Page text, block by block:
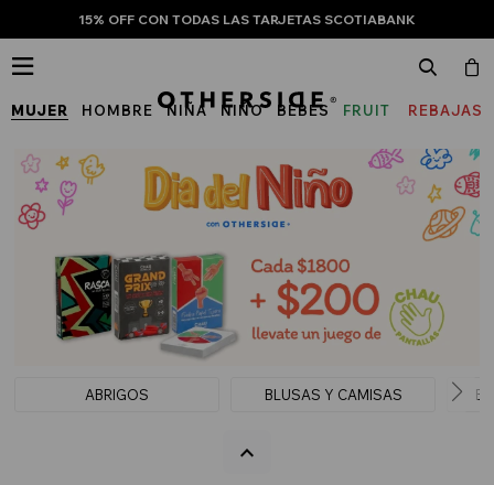
15% OFF CON TODAS LAS TARJETAS SCOTIABANK
MUJER HOMBRE NIÑA NIÑO BEBÉS
FRUIT
THE
LOOM
REBAJAS

ABRIGOS BLUSAS Y CAMISAS